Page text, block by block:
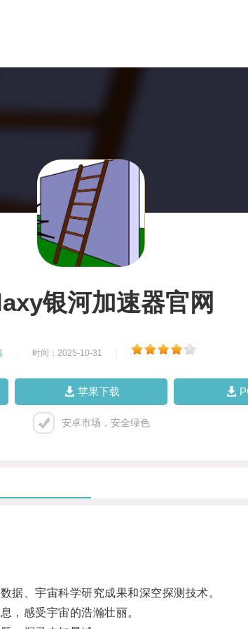
银河加速器官网
时间：2025-10-31
苹果下载
安卓市场，安全绿色
、宇宙科学研究成果和深空探测技术。
感受宇宙的浩瀚壮丽。